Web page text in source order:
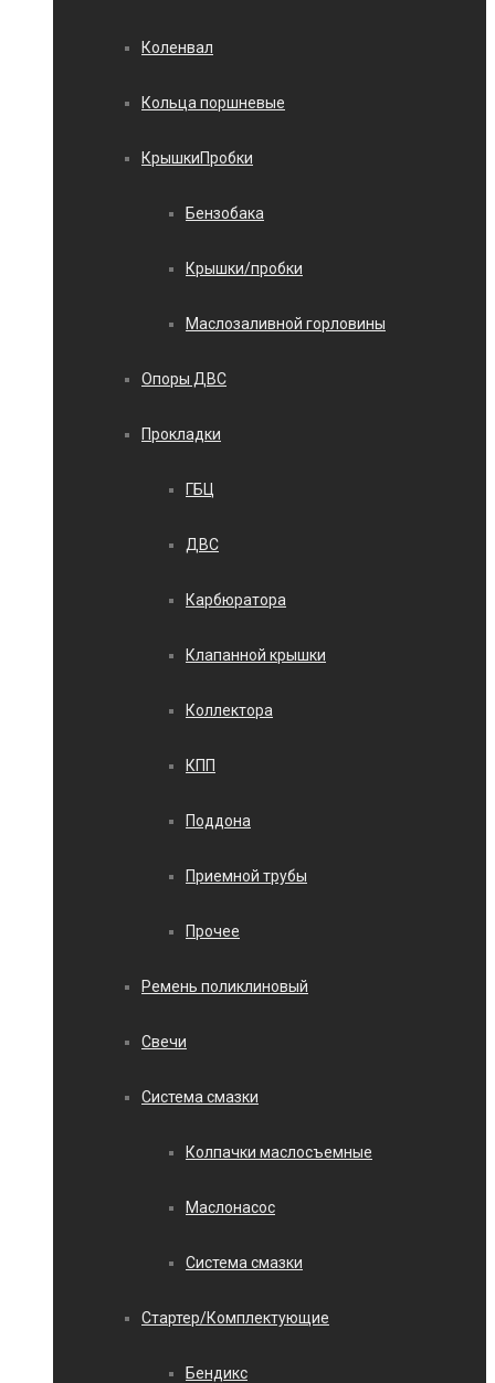
Коленвал
Кольца поршневые
КрышкиПробки
Бензобака
Крышки/пробки
Маслозаливной горловины
Опоры ДВС
Прокладки
ГБЦ
ДВС
Карбюратора
Клапанной крышки
Коллектора
КПП
Поддона
Приемной трубы
Прочее
Ремень поликлиновый
Свечи
Система смазки
Колпачки маслосъемные
Маслонасос
Система смазки
Стартер/Комплектующие
Бендикс